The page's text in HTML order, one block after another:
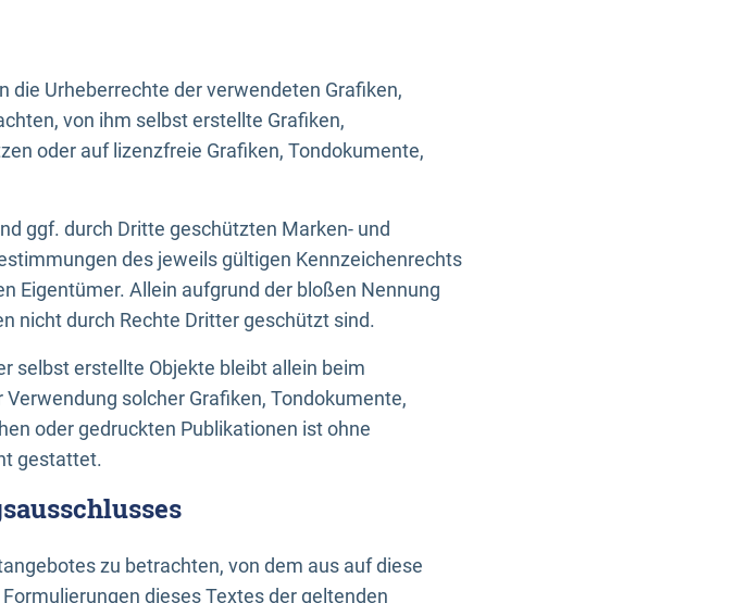
die Urheberrechte der verwendeten Grafiken,
von ihm selbst erstellte Grafiken,
oder auf lizenzfreie Grafiken, Tondokumente,
ggf. durch Dritte geschützten Marken- und
des jeweils gültigen Kennzeichenrechts
Eigentümer. Allein aufgrund der bloßen Nennung
nicht durch Rechte Dritter geschützt sind.
selbst erstellte Objekte bleibt allein beim
solcher Grafiken, Tondokumente,
oder gedruckten Publikationen ist ohne
gestattet.
zu betrachten, von dem aus auf diese
dieses Textes der geltenden